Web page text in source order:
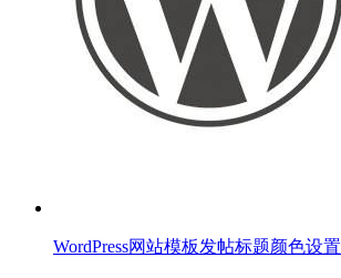
WordPress网站模板发帖标题颜色设置